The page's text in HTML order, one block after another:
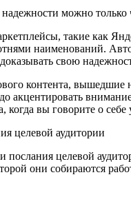
можно только
такие как
наименований.
свою
контента, вышедшие
акцентировать
когда вы говорите о
целевой аудитории
послания целевой
они собираются